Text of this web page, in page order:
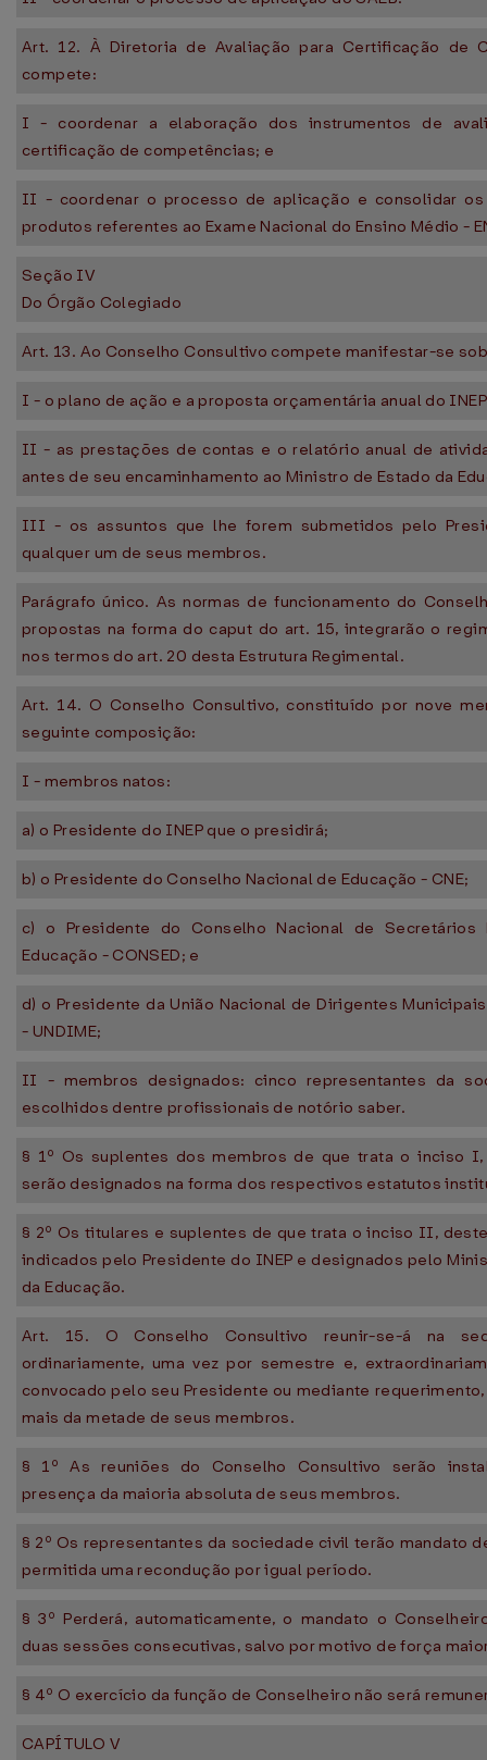
Art. 12. À Diretoria de Avaliação para Certificação de
compete:
I - coordenar a elaboração dos instrumentos de
certificação de competências; e
II - coordenar o processo de aplicação e consolidar
produtos referentes ao Exame Nacional do Ensino Médio -
Seção IV
Do Órgão Colegiado
Art. 13. Ao Conselho Consultivo compete manifestar-se
I - o plano de ação e a proposta orçamentária anual do
II - as prestações de contas e o relatório anual de
antes de seu encaminhamento ao Ministro de Estado da
III - os assuntos que lhe forem submetidos pelo
qualquer um de seus membros.
Parágrafo único. As normas de funcionamento do
propostas na forma do caput do art. 15, integrarão o
nos termos do art. 20 desta Estrutura Regimental.
Art. 14. O Conselho Consultivo, constituído por nove
seguinte composição:
I - membros natos:
a) o Presidente do INEP que o presidirá;
b) o Presidente do Conselho Nacional de Educação - CNE;
c) o Presidente do Conselho Nacional de Secretários
Educação - CONSED; e
d) o Presidente da União Nacional de Dirigentes
- UNDIME;
II - membros designados: cinco representantes da
escolhidos dentre profissionais de notório saber.
§ 1º Os suplentes dos membros de que trata o inciso
serão designados na forma dos respectivos estatutos
§ 2º Os titulares e suplentes de que trata o inciso II,
indicados pelo Presidente do INEP e designados pelo
da Educação.
Art. 15. O Conselho Consultivo reunir-se-á na
ordinariamente, uma vez por semestre e,
convocado pelo seu Presidente ou mediante
mais da metade de seus membros.
§ 1º As reuniões do Conselho Consultivo serão
presença da maioria absoluta de seus membros.
§ 2º Os representantes da sociedade civil terão mandato
permitida uma recondução por igual período.
§ 3º Perderá, automaticamente, o mandato o
duas sessões consecutivas, salvo por motivo de força
§ 4º O exercício da função de Conselheiro não será
CAPÍTULO V